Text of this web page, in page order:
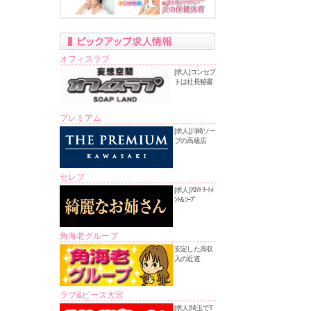
オフィスラブ
[求人]コンセプ
トは社長秘書
プレミアム
[求人]川崎ソー
プの高級店
セレブ
[求人]ｱﾛﾏﾄﾘｰﾄﾒ
ﾝﾄ&ｿｰﾌﾟ
角海老グループ
安定した高収
入の近道
ラブ&ピース大宮
[求人]埼玉でT